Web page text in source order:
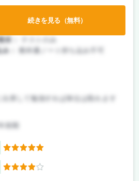
間：
末：
：
教科書ノート持ち込み不可
出席して勉強すれば単位は取れます
5
4
続きを見る（無料）